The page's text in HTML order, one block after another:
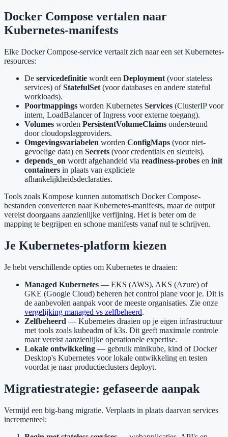
Docker Compose vertalen naar
Kubernetes-manifests
Elke Docker Compose-service vertaalt zich naar een set Kubernetes-
resources:
De servicedefinitie wordt een Deployment (voor stateless
services) ofStatefulSet (voor databases en andere stateful
workloads).
Poortmappings worden Kubernetes Services (ClusterIP voor
intern, LoadBalancer of Ingress voor externe toegang).
Volumes worden PersistentVolumeClaims ondersteund
door cloudopslagproviders.
Omgevingsvariabelen worden ConfigMaps (voor niet-
gevoelige data) en Secrets (voor credentials en sleutels).
depends_on wordt afgehandeld via readiness-probes en init
containers in plaats van expliciete
afhankelijkheidsdeclaraties.
Tools zoals Kompose kunnen automatisch Docker Compose-
bestanden converteren naar Kubernetes-manifests, maar de output
vereist doorgaans aanzienlijke verfijning. Het is beter om de
mapping te begrijpen en schone manifests vanaf nul te schrijven.
Je Kubernetes-platform kiezen
Je hebt verschillende opties om Kubernetes te draaien:
Managed Kubernetes — EKS (AWS), AKS (Azure) of
GKE (Google Cloud) beheren het control plane voor je. Dit is
de aanbevolen aanpak voor de meeste organisaties. Zie onze
vergelijking managed vs zelfbeheerd.
Zelfbeheerd — Kubernetes draaien op je eigen infrastructuur
met tools zoals kubeadm of k3s. Dit geeft maximale controle
maar vereist aanzienlijke operationele expertise.
Lokale ontwikkeling — gebruik minikube, kind of Docker
Desktop's Kubernetes voor lokale ontwikkeling en testen
voordat je naar productieclusters deployt.
Migratiestrategie: gefaseerde aanpak
Vermijd een big-bang migratie. Verplaats in plaats daarvan services
incrementeel: